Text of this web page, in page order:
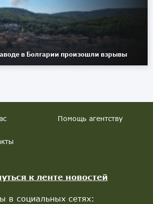
в Болгарии произошли взрывы
Помощь агентству
к ленте новостей
в социальных сетях: